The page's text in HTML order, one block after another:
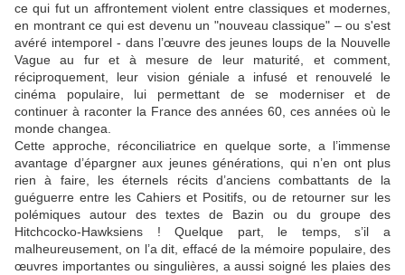
ce qui fut un affrontement violent entre classiques et modernes,
en montrant ce qui est devenu un "nouveau classique" – ou s'est
avéré intemporel - dans l’œuvre des jeunes loups de la Nouvelle
Vague au fur et à mesure de leur maturité, et comment,
réciproquement, leur vision géniale a infusé et renouvelé le
cinéma populaire, lui permettant de se moderniser et de
continuer à raconter la France des années 60, ces années où le
monde changea.
Cette approche, réconciliatrice en quelque sorte, a l’immense
avantage d’épargner aux jeunes générations, qui n’en ont plus
rien à faire, les éternels récits d’anciens combattants de la
guéguerre entre les Cahiers et Positifs, ou de retourner sur les
polémiques autour des textes de Bazin ou du groupe des
Hitchcocko-Hawksiens ! Quelque part, le temps, s’il a
malheureusement, on l’a dit, effacé de la mémoire populaire, des
œuvres importantes ou singulières, a aussi soigné les plaies des